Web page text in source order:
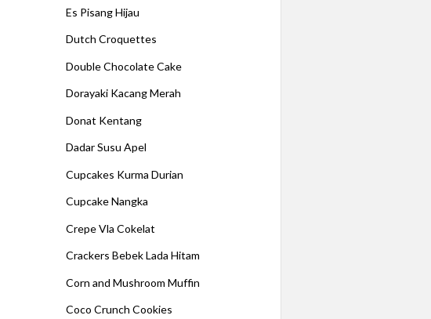
Es Pisang Hijau
Dutch Croquettes
Double Chocolate Cake
Dorayaki Kacang Merah
Donat Kentang
Dadar Susu Apel
Cupcakes Kurma Durian
Cupcake Nangka
Crepe Vla Cokelat
Crackers Bebek Lada Hitam
Corn and Mushroom Muffin
Coco Crunch Cookies